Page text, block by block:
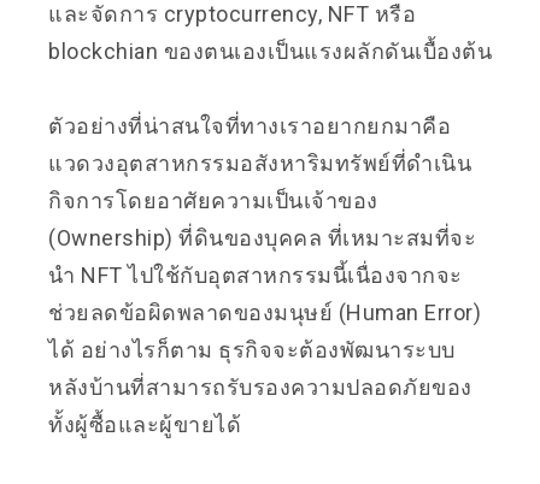
และจัดการ cryptocurrency, NFT หรือ
blockchian ของตนเองเป็นแรงผลักดันเบื้องต้น
ตัวอย่างที่น่าสนใจที่ทางเราอยากยกมาคือ
แวดวงอุตสาหกรรมอสังหาริมทรัพย์ที่ดำเนิน
กิจการโดยอาศัยความเป็นเจ้าของ
(Ownership) ที่ดินของบุคคล ที่เหมาะสมที่จะ
นำ NFT ไปใช้กับอุตสาหกรรมนี้เนื่องจากจะ
ช่วยลดข้อผิดพลาดของมนุษย์ (Human Error)
ได้ อย่างไรก็ตาม ธุรกิจจะต้องพัฒนาระบบ
หลังบ้านที่สามารถรับรองความปลอดภัยของ
ทั้งผู้ซื้อและผู้ขายได้